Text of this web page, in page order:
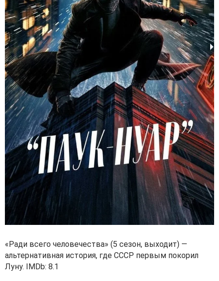
«Ради всего человечества» (5 сезон, выходит) —
альтернативная история, где СССР первым покорил
Луну. IMDb: 8.1